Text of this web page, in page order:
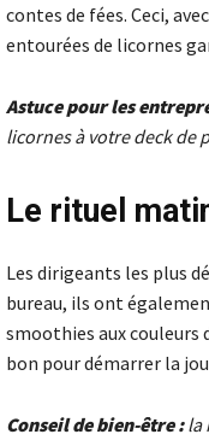
contes de fées. Ceci,
entourées de licornes
Astuce pour les
licornes à votre deck de
Le rituel
Les dirigeants les plus
bureau, ils ont
smoothies aux couleurs
bon pour démarrer la
Conseil de bien-être :la